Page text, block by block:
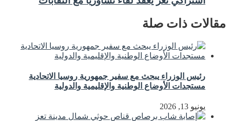
مقالات ذات صلة
رئيس الوزراء يبحث مع سفير جمهورية روسيا الاتحادية
مستجدات الأوضاع الوطنية والإقليمية والدولية
يونيو 13, 2026